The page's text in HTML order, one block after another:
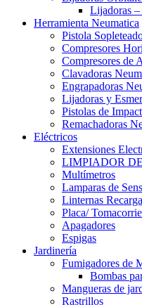
Lijadoras –
Herramienta Neumatica
Pistola
Compresores
Compresores de
Clavadoras
Engrapadoras
Lijadoras y
Pistolas de
Remachadoras
Eléctricos
Extensiones
LIMPIADOR
Multímetros
Lamparas de
Linternas
Placa/
Apagadores
Espigas
Jardinería
Fumigadores de
Bombas
Mangueras de
Rastrillos